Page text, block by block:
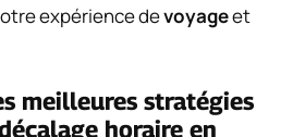
expérience devoyageet
meilleures stratégies
horaire en